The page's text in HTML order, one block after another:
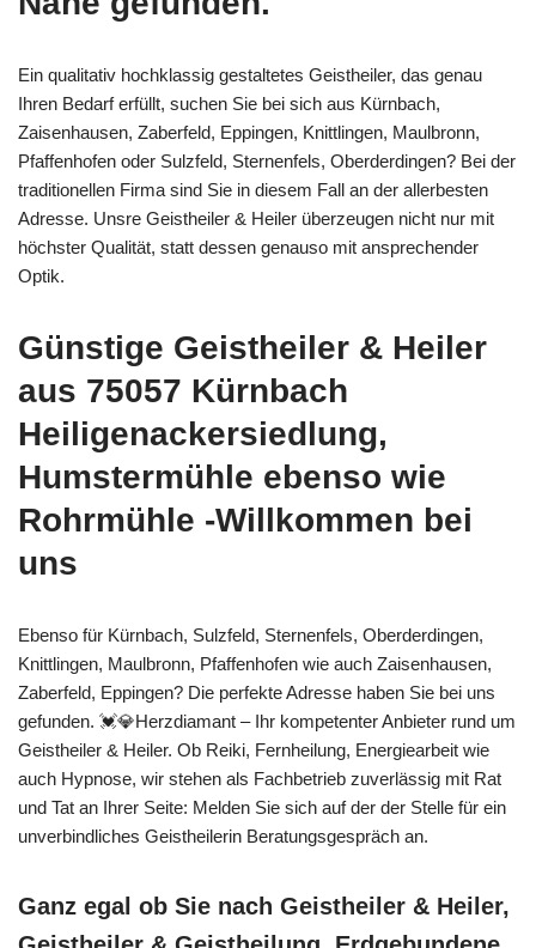
Ein qualitativ hochklassig gestaltetes Geistheiler, das genau
Ihren Bedarf erfüllt, suchen Sie bei sich aus Kürnbach,
Zaisenhausen, Zaberfeld, Eppingen, Knittlingen, Maulbronn,
Pfaffenhofen oder Sulzfeld, Sternenfels, Oberderdingen? Bei der
traditionellen Firma sind Sie in diesem Fall an der allerbesten
Adresse. Unsre Geistheiler & Heiler überzeugen nicht nur mit
höchster Qualität, statt dessen genauso mit ansprechender
Optik.
Günstige Geistheiler & Heiler
aus 75057 Kürnbach
Heiligenackersiedlung,
Humstermühle ebenso wie
Rohrmühle -Willkommen bei
uns
Ebenso für Kürnbach, Sulzfeld, Sternenfels, Oberderdingen,
Knittlingen, Maulbronn, Pfaffenhofen wie auch Zaisenhausen,
Zaberfeld, Eppingen? Die perfekte Adresse haben Sie bei uns
gefunden. 💓️💎Herzdiamant – Ihr kompetenter Anbieter rund um
Geistheiler & Heiler. Ob Reiki, Fernheilung, Energiearbeit wie
auch Hypnose, wir stehen als Fachbetrieb zuverlässig mit Rat
und Tat an Ihrer Seite: Melden Sie sich auf der der Stelle für ein
unverbindliches Geistheilerin Beratungsgespräch an.
Ganz egal ob Sie nach Geistheiler & Heiler,